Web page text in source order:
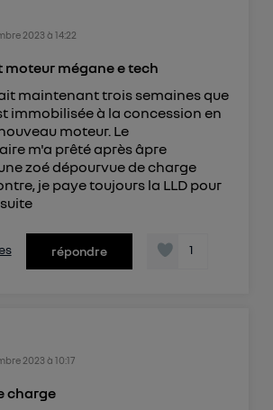
2023 à 14:22
mégane e tech
maintenant trois semaines que
immobilisée à la concession en
moteur. Le
m'a prêté après âpre
zoé dépourvue de charge
je paye toujours la LLD pour
répondre 1
2023 à 10:17
charge